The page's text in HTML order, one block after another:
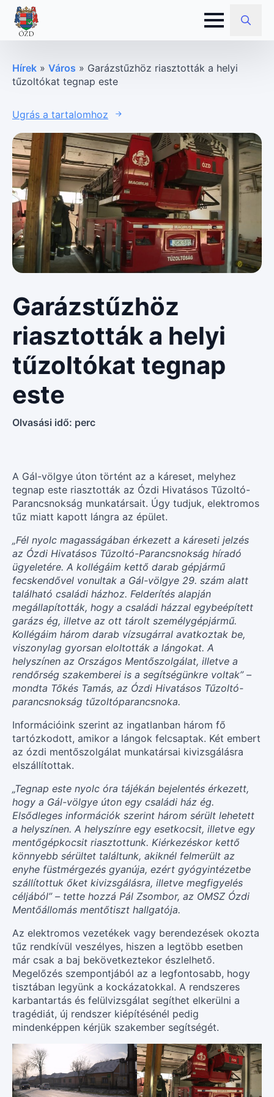
Search
Hírek » Város » Garázstűzhöz riasztották a helyi
tűzoltókat tegnap este
Ugrás a tartalomhoz
Garázstűzhöz
riasztották a helyi
tűzoltókat tegnap
este
Olvasási idő: perc
A Gál-völgye úton történt az a káreset, melyhez
tegnap este riasztották az Ózdi Hivatásos Tűzoltó-
Parancsnokság munkatársait. Úgy tudjuk, elektromos
tűz miatt kapott lángra az épület.
„Fél nyolc magasságában érkezett a káreseti jelzés
az Ózdi Hivatásos Tűzoltó-Parancsnokság híradó
ügyeletére. A kollégáim kettő darab gépjármű
fecskendővel vonultak a Gál-völgye 29. szám alatt
található családi házhoz. Felderítés alapján
megállapították, hogy a családi házzal egybeépített
garázs ég, illetve az ott tárolt személygépjármű.
Kollégáim három darab vízsugárral avatkoztak be,
viszonylag gyorsan eloltották a lángokat. A
helyszínen az Országos Mentőszolgálat, illetve a
rendőrség szakemberei is a segítségünkre voltak” –
mondta Tőkés Tamás, az Ózdi Hivatásos Tűzoltó-
parancsnokság tűzoltóparancsnoka.
Információink szerint az ingatlanban három fő
tartózkodott, amikor a lángok felcsaptak. Két embert
az ózdi mentőszolgálat munkatársai kivizsgálásra
elszállítottak.
„Tegnap este nyolc óra tájékán bejelentés érkezett,
hogy a Gál-völgye úton egy családi ház ég.
Elsődleges információk szerint három sérült lehetett
a helyszínen. A helyszínre egy esetkocsit, illetve egy
mentőgépkocsit riasztottunk. Kiérkezéskor kettő
könnyebb sérültet találtunk, akiknél felmerült az
enyhe füstmérgezés gyanúja, ezért gyógyintézetbe
szállítottuk őket kivizsgálásra, illetve megfigyelés
céljából” – tette hozzá Pál Zsombor, az OMSZ Ózdi
Mentőállomás mentőtiszt hallgatója.
Az elektromos vezetékek vagy berendezések okozta
tűz rendkívül veszélyes, hiszen a legtöbb esetben
már csak a baj bekövetkeztekor észlelhető.
Megelőzés szempontjából az a legfontosabb, hogy
tisztában legyünk a kockázatokkal. A rendszeres
karbantartás és felülvizsgálat segíthet elkerülni a
tragédiát, új rendszer kiépítésénél pedig
mindenképpen kérjük szakember segítségét.